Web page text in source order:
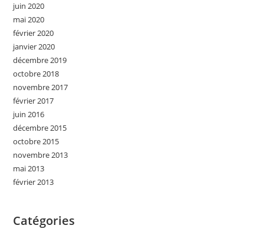
juin 2020
mai 2020
février 2020
janvier 2020
décembre 2019
octobre 2018
novembre 2017
février 2017
juin 2016
décembre 2015
octobre 2015
novembre 2013
mai 2013
février 2013
Catégories